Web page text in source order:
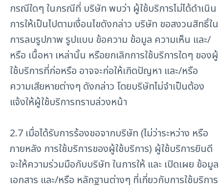
กรณีใดๆ ในกรณีที่ บริษัท พบว่า ผู้ใช้บริการไม่ได้ดำเนิน
การให้เป็นไปตามเงื่อนไขดังกล่าว บริษัท ขอสงวนสิทธิ์ใน
การลบรูปภาพ รูปแบบ ข้อความ ข้อมูล ความเห็น และ/
หรือ เนื้อหา เหล่านั้น หรือยกเลิกการใช้บริการใดๆ ของผู้
ใช้บริการที่ก่อหรือ อาจจะก่อให้เกิดปัญหา และ/หรือ
ความเสียหายต่างๆ ดังกล่าว โดยบริษัทไม่จำเป็นต้อง
แจ้งให้ผู้ใช้บริการทราบล่วงหน้า
2.7 เมื่อได้รับการร้องขอจากบริษัท (ไม่ว่าระหว่าง หรือ
ภายหลัง การใช้บริการของผู้ใช้บริการ) ผู้ใช้บริการยินดี
จะให้ความร่วมมือกับบริษัท ในการให้ และ เปิดเผย ข้อมูล
เอกสาร และ/หรือ หลักฐานต่างๆ ที่เกี่ยวกับการใช้บริการ